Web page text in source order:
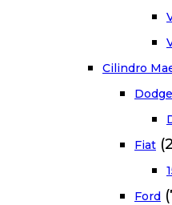
Cilindro
Dodge
Fiat
Ford